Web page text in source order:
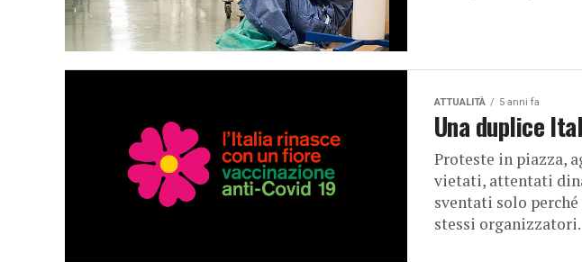
ATTUALITÀ 5 anni fa
Una duplice
Proteste in piazza,
vietati, attentati
sventati solo
stessi